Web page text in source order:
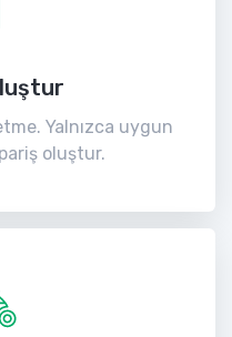
Yalnızca uygun
oluştur.